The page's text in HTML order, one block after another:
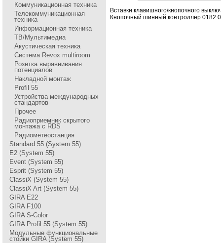
Коммуникационная техника
Телекоммуникационная
техника
Информационная техника
ТВ/Мультимедиа
Акустическая техника
Система Revox multiroom
Розетка выравнивания
потенциалов
Накладной монтаж
Profil 55
Устройства международных
стандартов
Прочее
Радиоприемник скрытого
монтажа с RDS
Радиометеостанция
Standard 55 (System 55)
E2 (System 55)
Event (System 55)
Esprit (System 55)
ClassiX (System 55)
ClassiX Art (System 55)
GIRA Е22
GIRA F100
GIRA S-Color
GIRA Profil 55 (System 55)
Модульные функциональные
стойки GIRA (System 55)
Вставки клавишного/кнопочного
Кнопочный шинный контpоллеp 0182